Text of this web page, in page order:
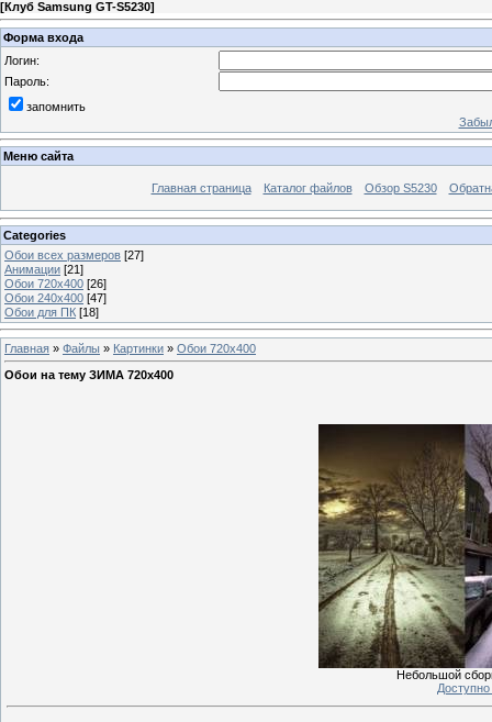
[Клуб Samsung GT-S5230]
Форма входа
Логин:
Пароль:
запомнить
Меню сайта
Главная страница Каталог файлов Обзор S5230
Categories
Обои всех размеров [27]
Анимации [21]
Обои 720x400 [26]
Обои 240x400 [47]
Обои для ПК [18]
Главная » Файлы » Картинки » Обои 720x400
Обои на тему ЗИМА 720x400
Небольшой